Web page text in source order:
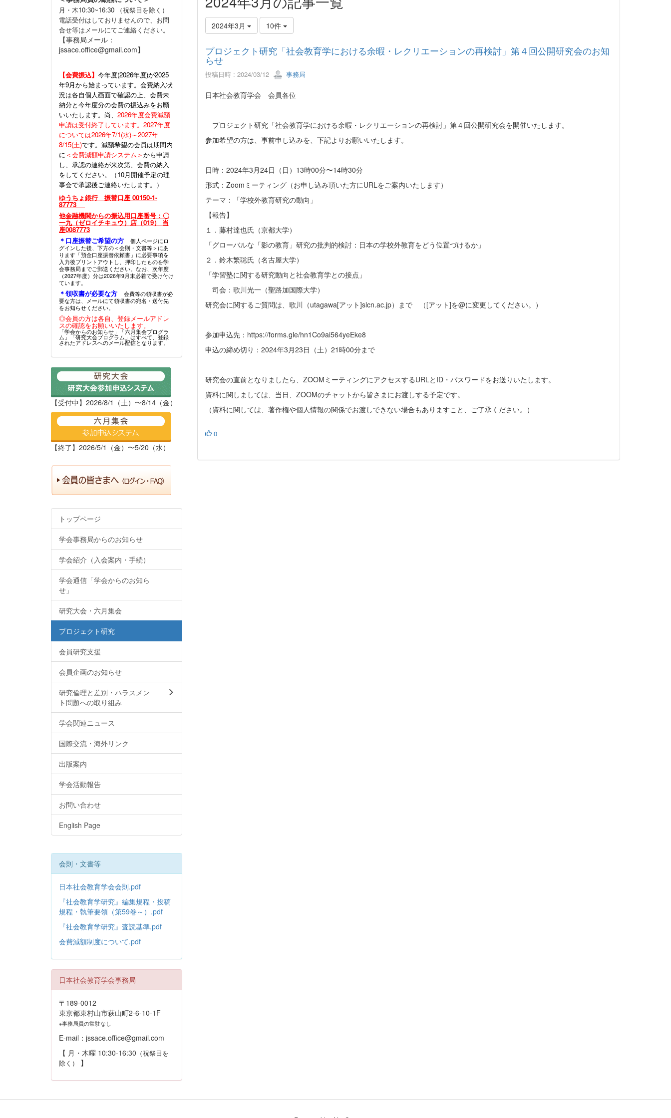
2024年3月 10件
プロジェクト研究「社会教育学における余暇・レクリエーションの再検討」第４回公開研究会のお知
らせ
投稿日時 : 2024/03/12 事務局
日本社会教育学会 会員各位
プロジェクト研究「社会教育学における余暇・レクリエーションの再検討」第４回公開研究会を開催いたします。
参加希望の方は、事前申し込みを、下記よりお願いいたします。
日時：2024年3月24日（日）13時00分〜14時30分
形式：Zoomミーティング（お申し込み頂いた方にURLをご案内いたします）
テーマ：「学校外教育研究の動向」
【報告】
１．藤村達也氏（京都大学）
「グローバルな「影の教育」研究の批判的検討：日本の学校外教育をどう位置づけるか」
２．鈴木繁聡氏（名古屋大学）
「学習塾に関する研究動向と社会教育学との接点」
司会：歌川光一（聖路加国際大学）
研究会に関するご質問は、歌川（utagawa[アット]slcn.ac.jp）まで （[アット]を@に変更してください。）
参加申込先：https://forms.gle/hn1Co9ai564yeEke8
申込の締め切り：2024年3月23日（土）21時00分まで
研究会の直前となりましたら、ZOOMミーティングにアクセスするURLとID・パスワードをお送りいたします。
資料に関しましては、当日、ZOOMのチャットから皆さまにお渡しする予定です。
（資料に関しては、著作権や個人情報の関係でお渡しできない場合もありますこと、ご了承ください。）
0
月・木10:30~16:30 （祝祭日を除く）
電話受付はしておりませんので、お問
合せ等はメールにてご連絡ください。
【事務局メール：
jssace.office@gmail.com】
【会費振込】 今年度(2026年度)が2025
年9月から始まっています。会費納入状
況は各自個人画面で確認の上、会費未
納分と今年度分の会費の振込みをお願
いいたします。尚、 2026年度会費減額
申請は受付終了しています。2027年度
については2026年7/1(水)～2027年
8/15(土)です。減額希望の会員は期間内
に ＜会費減額申請システム＞から申請
し、承認の連絡が来次第、会費の納入
をしてください。（10月開催予定の理
事会で承認後ご連絡いたします。）
ゆうちょ銀行 振替口座 00150-1-
87773
他金融機関からの振込用口座番号：〇
一九（ゼロイチキュウ）店（019） 当
座0087773
＊口座振替ご希望の方
個人ページにロ
グインした後、下方の＜会則・文書等＞にあ
ります「預金口座振替依頼書」に必要事項を
入力後プリントアウトし、押印したものを学
会事務局までご郵送ください。なお、次年度
（2027年度）分は2026年9月末必着で受け付け
ています。
＊領収書が必要な方
会費等の領収書が必
要な方は、メールにて領収書の宛名・送付先
をお知らせください。
◎会員の方は各自、登録メールアドレ
スの確認をお願いいたします。
「学会からのお知らせ」「六月集会プログラ
ム」「研究大会プログラム」はすべて、登録
されたアドレスへのメール配信となります。
【受付中】2026/8/1（土）〜8/14（金）
【終了】2026/5/1（金）〜5/20（水）
トップページ
学会事務局からのお知らせ
学会紹介（入会案内・手続）
学会通信「学会からのお知ら
せ」
研究大会・六月集会
プロジェクト研究
会員研究支援
会員企画のお知らせ
研究倫理と差別・ハラスメン
ト問題への取り組み
学会関連ニュース
国際交流・海外リンク
出版案内
学会活動報告
お問い合わせ
English Page
会則・文書等
日本社会教育学会会則.pdf
『社会教育学研究』編集規程・投稿
規程・執筆要領（第59巻～）.pdf
『社会教育学研究』査読基準.pdf
会費減額制度について.pdf
日本社会教育学会事務局
〒189-0012
東京都東村山市萩山町2-6-10-1F
※事務局員の常駐なし
E-mail：jssace.office@gmail.com
【 月・木曜 10:30-16:30 （祝祭日を
除く）
】